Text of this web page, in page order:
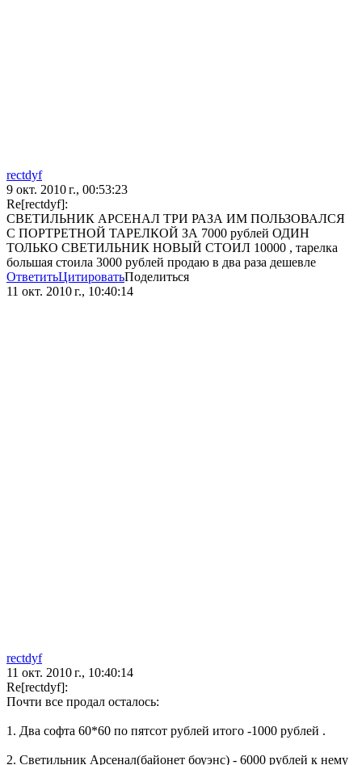
rectdyf
9 окт. 2010 г., 00:53:23
Re[rectdyf]:
СВЕТИЛЬНИК АРСЕНАЛ ТРИ РАЗА ИМ ПОЛЬЗОВАЛСЯ
С ПОРТРЕТНОЙ ТАРЕЛКОЙ ЗА 7000 рублей ОДИН
ТОЛЬКО СВЕТИЛЬНИК НОВЫЙ СТОИЛ 10000 , тарелка
большая стоила 3000 рублей продаю в два раза дешевле
ОтветитьЦитироватьПоделиться
11 окт. 2010 г., 10:40:14
rectdyf
11 окт. 2010 г., 10:40:14
Re[rectdyf]:
Почти все продал осталось:
1. Два софта 60*60 по пятсот рублей итого -1000 рублей .
2. Светильник Арсенал(байонет боуэнс) - 6000 рублей к нему